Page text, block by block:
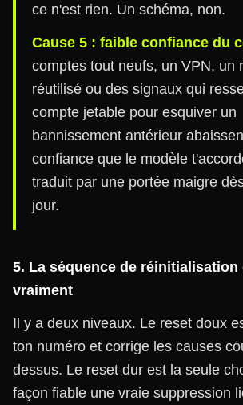
ce n'est rien. Un schéma, non.
Cause 5 : faible confiance du
comptes tout neufs, un VPN, un
réutilisé ou des signaux qui
compte jetable pour esquiver un
bannissement antérieur
confiance que le modèle
traduit par une portée maigre
jour.
5. La séquence de réinitialisation
vraiment
Il y a deux niveaux. Le reset doux
ton numéro et corrige les causes
dessus. Le reset dur est la seule
façon fiable une vraie suppression